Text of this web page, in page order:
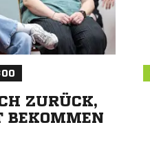
ZURÜCK,
BEKOMMEN